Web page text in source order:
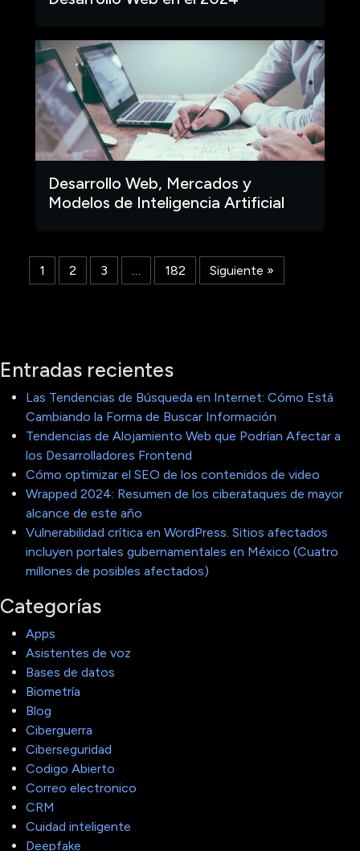
Desarrollo Web, Mercados y
Modelos de Inteligencia Artificial
1 2 3 … 182 Siguiente »
Entradas recientes
Las Tendencias de Búsqueda en Internet: Cómo Está
Cambiando la Forma de Buscar Información
Tendencias de Alojamiento Web que Podrían Afectar a
los Desarrolladores Frontend
Cómo optimizar el SEO de los contenidos de video
Wrapped 2024: Resumen de los ciberataques de mayor
alcance de este año
Vulnerabilidad crítica en WordPress. Sitios afectados
incluyen portales gubernamentales en México (Cuatro
millones de posibles afectados)
Categorías
Apps
Asistentes de voz
Bases de datos
Biometría
Blog
Ciberguerra
Ciberseguridad
Codigo Abierto
Correo electronico
CRM
Cuidad inteligente
Deepfake